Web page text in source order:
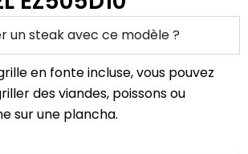
un steak avec ce modèle ?
en fonte incluse, vous pouvez
des viandes, poissons ou
sur une plancha.